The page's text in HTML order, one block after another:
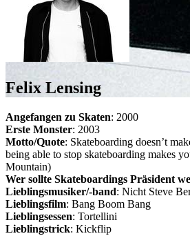
Felix Lensing
Angefangen zu Skaten: 2000
Erste Monster: 2003
Motto/Quote: Skateboarding doesn’t
being able to stop skateboarding makes
Mountain)
Wer sollte Skateboardings Präsident
Lieblingsmusiker/-band: Nicht Steve
Lieblingsfilm: Bang Boom Bang
Lieblingsessen: Tortellini
Lieblingstrick: Kickflip